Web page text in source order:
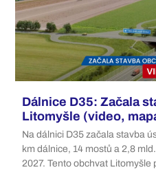
Dálnice D35: Začala
Litomyšle (video,
Na dálnici D35 začala stavba
km dálnice, 14 mostů a 2,8
2027. Tento obchvat Litomyšle